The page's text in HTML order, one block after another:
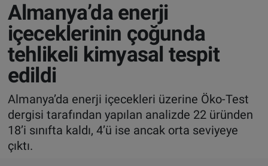
Almanya’da enerji
içeceklerinin çoğunda
tehlikeli kimyasal tespit
edildi
Almanya’da enerji içecekleri üzerine Öko-Test
dergisi tarafından yapılan analizde 22 üründen
18’i sınıfta kaldı, 4’ü ise ancak orta seviyeye
çıktı.
ALMANYA
FRANSA
AVUSTURYA
SAĞLIK - YAŞAM
BİLİM-TEKNOLOJİ
ALMANYA
TÜRKİYE
DÜNYA
BİLİM-TEKNOLOJİ
SAĞLIK
Trafik Durumu
Süper Lig Puan Durumu ve Fikstür
Tüm Manşetler
Son Dakika Haberleri
Haber Arşivi